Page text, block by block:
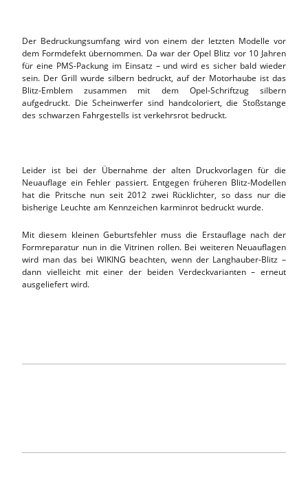
Der Bedruckungsumfang wird von einem der letzten Modelle vor
dem Formdefekt übernommen. Da war der Opel Blitz vor 10 Jahren
für eine PMS-Packung im Einsatz – und wird es sicher bald wieder
sein. Der Grill wurde silbern bedruckt, auf der Motorhaube ist das
Blitz-Emblem zusammen mit dem Opel-Schriftzug silbern
aufgedruckt. Die Scheinwerfer sind handcoloriert, die Stoßstange
des schwarzen Fahrgestells ist verkehrsrot bedruckt.
Leider ist bei der Übernahme der alten Druckvorlagen für die
Neuauflage ein Fehler passiert. Entgegen früheren Blitz-Modellen
hat die Pritsche nun seit 2012 zwei Rücklichter, so dass nur die
bisherige Leuchte am Kennzeichen karminrot bedruckt wurde.
Mit diesem kleinen Geburtsfehler muss die Erstauflage nach der
Formreparatur nun in die Vitrinen rollen. Bei weiteren Neuauflagen
wird man das bei WIKING beachten, wenn der Langhauber-Blitz –
dann vielleicht mit einer der beiden Verdeckvarianten – erneut
ausgeliefert wird.